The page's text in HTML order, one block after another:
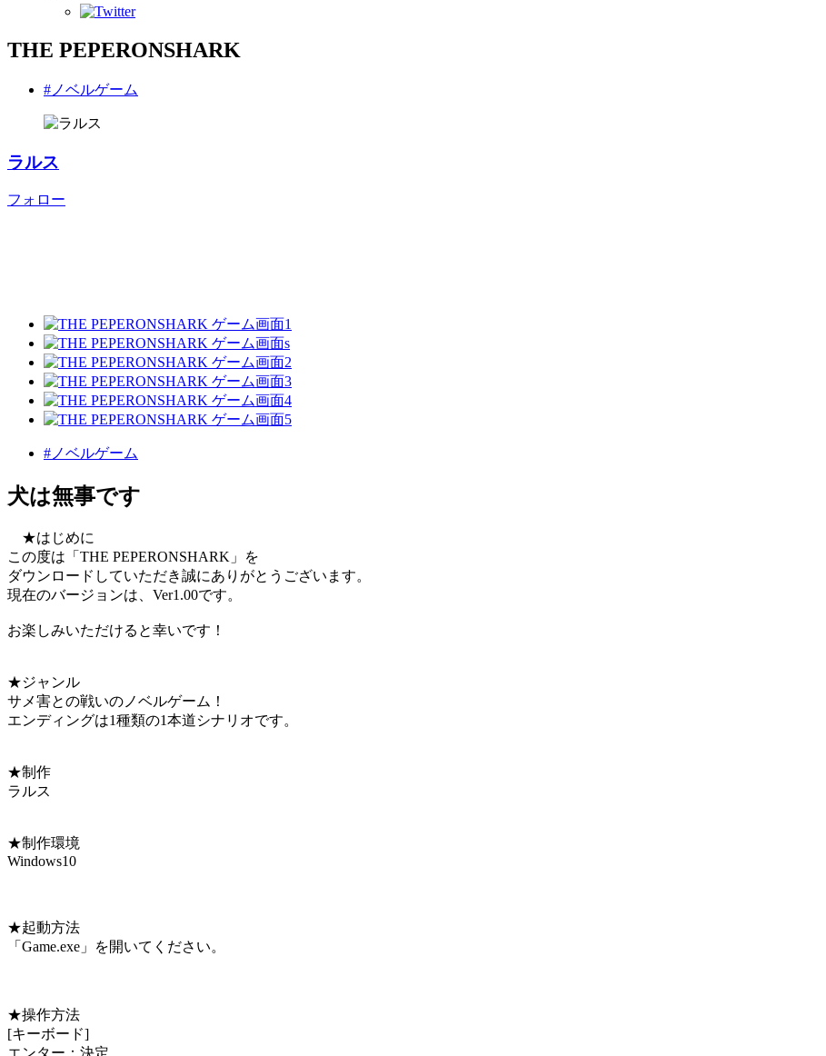
THE PEPERONSHARK
#ノベルゲーム
ラルス
フォロー
#ノベルゲーム
犬は無事です
★はじめに
この度は「THE PEPERONSHARK」を
ダウンロードしていただき誠にありがとうございます。
現在のバージョンは、Ver1.00です。
お楽しみいただけると幸いです！
★ジャンル
サメ害との戦いのノベルゲーム！
エンディングは1種類の1本道シナリオです。
★制作
ラルス
★制作環境
Windows10
★起動方法
「Game.exe」を開いてください。
★操作方法
[キーボード]
エンター：決定